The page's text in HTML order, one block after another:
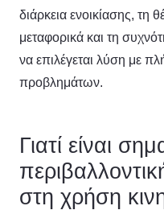
διάρκεια ενοικίασης, τη
μεταφορικά και τη
να επιλέγεται λύση με
προβλημάτων.
Γιατί είναι
στη χρήση